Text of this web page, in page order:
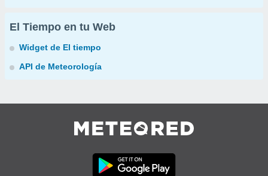
El Tiempo en tu Web
Widget de El tiempo
API de Meteorología